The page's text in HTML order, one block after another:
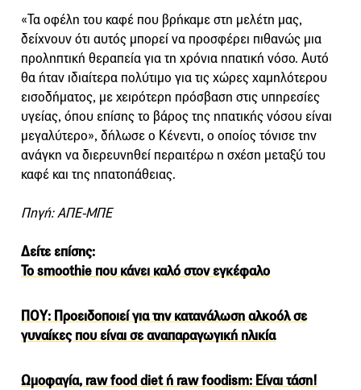
«Τα οφέλη του καφέ που βρήκαμε στη μελέτη μας,
δείχνουν ότι αυτός μπορεί να προσφέρει πιθανώς μια
προληπτική θεραπεία για τη χρόνια ηπατική νόσο. Αυτό
θα ήταν ιδιαίτερα πολύτιμο για τις χώρες χαμηλότερου
εισοδήματος, με χειρότερη πρόσβαση στις υπηρεσίες
υγείας, όπου επίσης το βάρος της ηπατικής νόσου είναι
μεγαλύτερο», δήλωσε ο Κένεντι, ο οποίος τόνισε την
ανάγκη να διερευνηθεί περαιτέρω η σχέση μεταξύ του
καφέ και της ηπατοπάθειας.
Πηγή: ΑΠΕ-ΜΠΕ
Δείτε επίσης:
To smoothie που κάνει καλό στον εγκέφαλο
ΠΟΥ: Προειδοποιεί για την κατανάλωση αλκοόλ σε
γυναίκες που είναι σε αναπαραγωγική ηλικία
Ωμοφαγία, raw food diet ή raw foodism: Είναι τάση!